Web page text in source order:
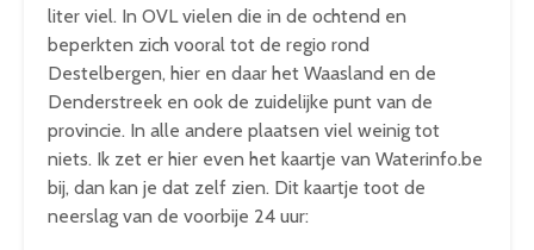
liter viel. In OVL vielen die in de ochtend en
beperkten zich vooral tot de regio rond
Destelbergen, hier en daar het Waasland en de
Denderstreek en ook de zuidelijke punt van de
provincie. In alle andere plaatsen viel weinig tot
niets. Ik zet er hier even het kaartje van Waterinfo.be
bij, dan kan je dat zelf zien. Dit kaartje toot de
neerslag van de voorbije 24 uur: